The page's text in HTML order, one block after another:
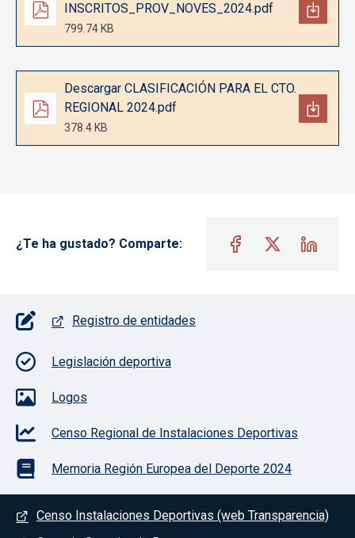
INSCRITOS_PROV_NOVES_2024.pdf
799.74 KB
Documento
Descargar CLASIFICACIÓN PARA EL CTO.
REGIONAL 2024.pdf
378.4 KB
¿Te ha gustado? Comparte:
Pie de página con iconos
Registro de entidades
Legislación deportiva
Logos
Censo Regional de Instalaciones Deportivas
Memoria Región Europea del Deporte 2024
Menú del pie
Censo Instalaciones Deportivas (web Transparencia)